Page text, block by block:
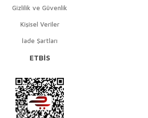
Gizlilik ve Güvenlik
Kişisel Veriler
İade Şartları
ETBİS